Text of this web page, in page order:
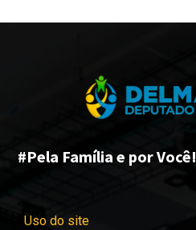
#Pela Família e por Você!
Uso do site